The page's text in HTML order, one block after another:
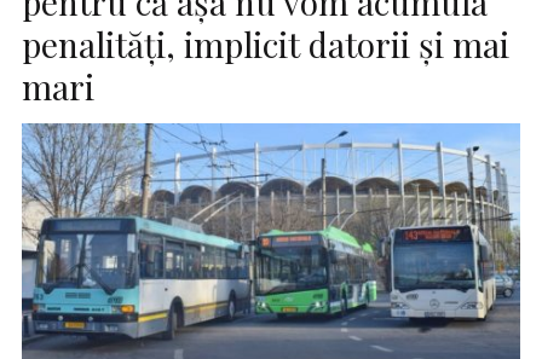
penalități, implicit datorii și mai
mari